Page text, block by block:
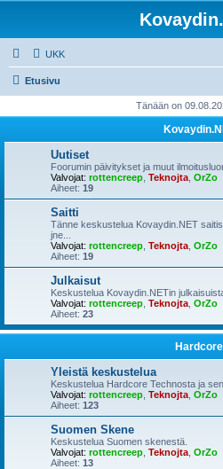
UKK
Etusivu
Tänään on
Uutiset
Foorumin päivitykset ja muut
Valvojat: rottencreep Teknojta OrZo
Aiheet: 19
Saitti
Tänne keskustelua Kovaydin.NET
jne...
Valvojat: rottencreep Teknojta OrZo
Aiheet: 19
Julkaisut
Keskustelua Kovaydin.NETin
Valvojat: rottencreep Teknojta OrZo
Aiheet: 23
Hardcore
Yleistä keskustelua
Keskustelua Hardcore Technosta ja
Valvojat: rottencreep Teknojta OrZo
Aiheet: 123
Suomen Skene
Keskustelua Suomen skenestä.
Valvojat: rottencreep Teknojta OrZo
Aiheet: 13